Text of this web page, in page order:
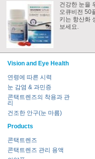
건강한 눈을
오큐비전 50
키는 항산화
보세요.
Vision and Eye Health
연령에 따른 시력
눈 감염 & 과민증
콘택트렌즈의 착용과 관
리
건조한 안구(눈 마름)
Products
콘택트렌즈
콘택트렌즈 관리 용액